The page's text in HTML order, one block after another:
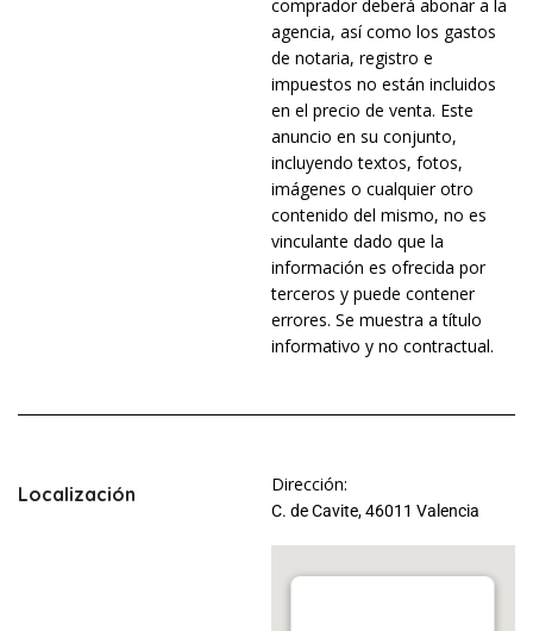
comprador deberá abonar a la
agencia, así como los gastos
de notaria, registro e
impuestos no están incluidos
en el precio de venta. Este
anuncio en su conjunto,
incluyendo textos, fotos,
imágenes o cualquier otro
contenido del mismo, no es
vinculante dado que la
información es ofrecida por
terceros y puede contener
errores. Se muestra a título
informativo y no contractual.
Localización Dirección:
C. de Cavite, 46011 Valencia